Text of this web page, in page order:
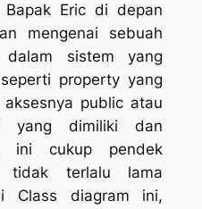
Eric di depan
mengenai sebuah
sistem yang
property yang
public atau
yang dimiliki dan
ini cukup pendek
tidak terlalu lama
Class diagram ini,